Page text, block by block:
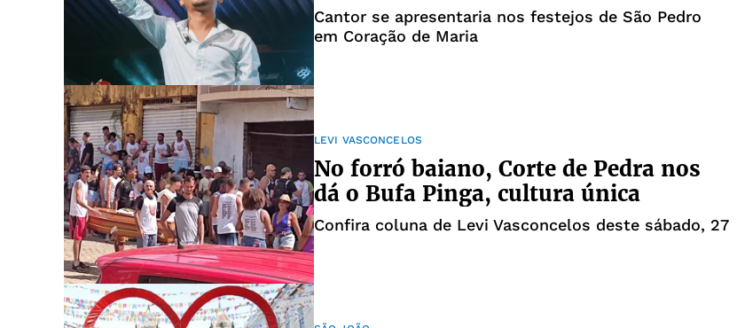
Cantor se apresentaria nos festejos de São Pedro
em Coração de Maria
LEVI VASCONCELOS
No forró baiano, Corte de Pedra nos
dá o Bufa Pinga, cultura única
Confira coluna de Levi Vasconcelos deste sábado, 27